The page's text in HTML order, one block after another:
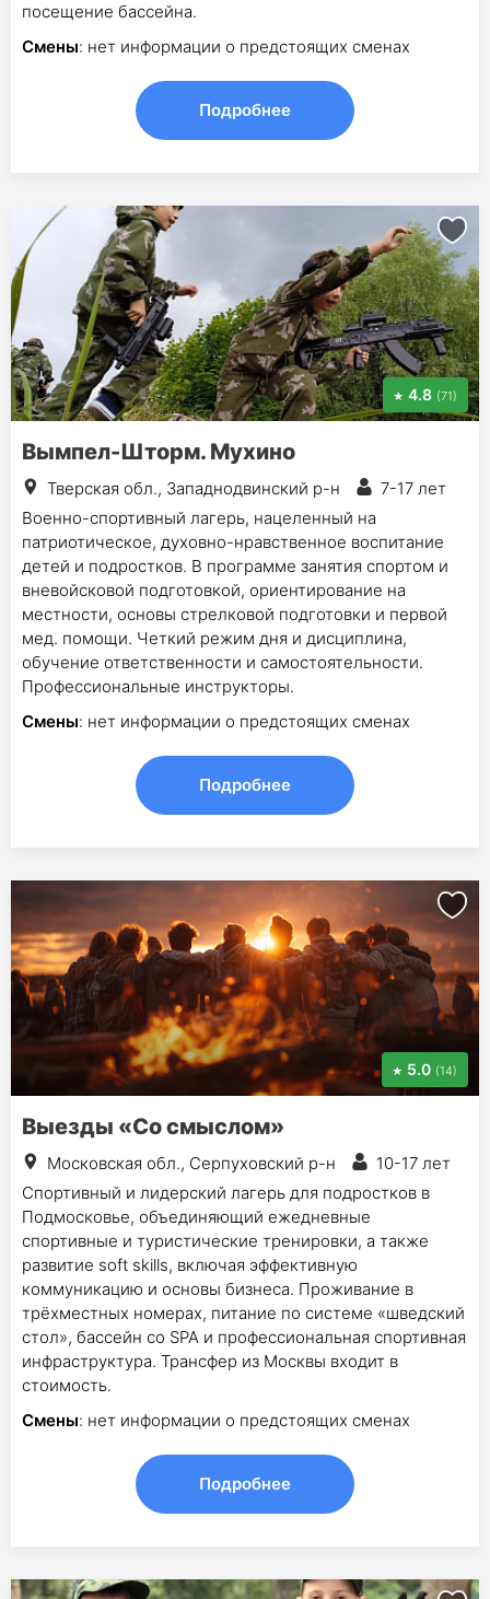
посещение бассейна.
Смены: нет информации о предстоящих сменах
Подробнее
4.8 (71)
Вымпел-Шторм. Мухино
Тверская обл., Западнодвинский р-н
7-17 лет
Военно-спортивный лагерь, нацеленный на
патриотическое, духовно-нравственное воспитание
детей и подростков. В программе занятия спортом и
вневойсковой подготовкой, ориентирование на
местности, основы стрелковой подготовки и первой
мед. помощи. Четкий режим дня и дисциплина,
обучение ответственности и самостоятельности.
Профессиональные инструкторы.
Смены: нет информации о предстоящих сменах
Подробнее
5.0 (14)
Выезды «Со смыслом»
Московская обл., Серпуховский р-н
10-17 лет
Спортивный и лидерский лагерь для подростков в
Подмосковье, объединяющий ежедневные
спортивные и туристические тренировки, а также
развитие soft skills, включая эффективную
коммуникацию и основы бизнеса. Проживание в
трёхместных номерах, питание по системе «шведский
стол», бассейн со SPA и профессиональная спортивная
инфраструктура. Трансфер из Москвы входит в
стоимость.
Смены: нет информации о предстоящих сменах
Подробнее